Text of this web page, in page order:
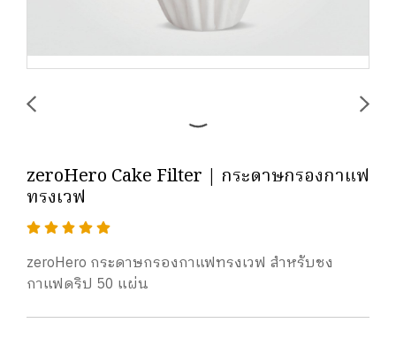
zeroHero Cake Filter | กระดาษกรองกาแฟ
ทรงเวฟ
zeroHero กระดาษกรองกาแฟทรงเวฟ สำหรับชง
กาแฟดริป 50 แผ่น